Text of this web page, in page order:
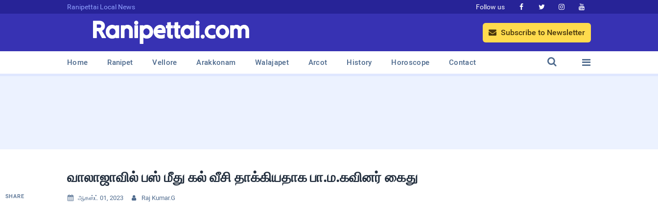
Ranipettai Local News Follow us    
 Subscribe to Newsletter
Home Ranipet Vellore Arakkonam Walajapet Arcot History Horoscope Contact 

வாலாஜாவில் பஸ் மீது கல் வீசி தாக்கியதாக பா.ம.கவினர் கைது
 ஆகஸ்ட் 01, 2023  Raj Kumar.G
SHARE